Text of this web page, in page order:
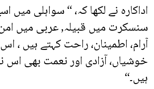
اداکارہ نے لکھا کہ، “ سواہلی
سنسکرت میں قبیلہ, عربی میں
آرام، اطمینان، راحت کہتے ہیں ،
خوشیاں، آزادی اور نعمت بھی اس
ہیں۔“